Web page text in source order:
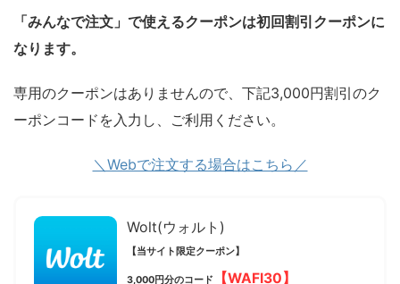
「みんなで注文」で使えるクーポンは初回割引クーポンに
なります。
専用のクーポンはありませんので、下記3,000円割引のク
ーポンコードを入力し、ご利用ください。
＼Webで注文する場合はこちら／
Wolt(ウォルト)
【当サイト限定クーポン】
3,000円分のコード 【WAFI30】